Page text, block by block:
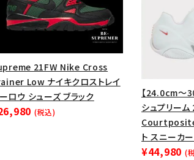
21FW Nike Cross
Low ナイキクロストレイ
ロウ シューズ ブラック
(税込)
【24.0cm～
シュプリー
Courtposite
ト スニーカ
¥44,980 (